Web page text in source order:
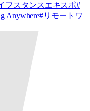
フスタンスエキスポ#
Anywhere#リモートワ